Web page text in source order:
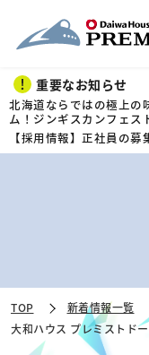
こ
重要なお知らせ
北海道ならではの極上の
ム！ジンギスカンフェス
【採用情報】正社員の募
TOP
新着情報一覧
大和ハウス プレミストド